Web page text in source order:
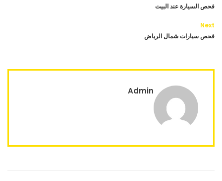
فحص السيارة عند البيت
Next
فحص سيارات شمال الرياض
Admin